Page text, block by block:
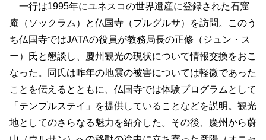
一行は1995年にユネスコの世界遺産に登録された石窟
庵（ソックラム）と仏国寺（プルグルサ）を訪問。このう
ち仏国寺ではJATAの役員が教務局長の正修（ジュン・ス
ー）氏と懇談し、慶州観光の現状について情報交換をおこ
なった。同氏は昨年の地震の被害については軽微であった
ことを伝えるとともに、仏国寺では体験プログラムとして
「テンプルステイ」を提供していることなどを説明。観光
地としてのさらなる魅力を紹介した。その後、慶州から蔚